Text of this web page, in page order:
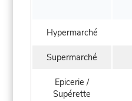
Hypermarché
Supermarché
Epicerie /
Supérette